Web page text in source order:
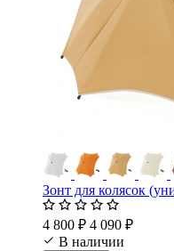
Зонт для колясок
4 800 ₽ 4 090 ₽
В наличии